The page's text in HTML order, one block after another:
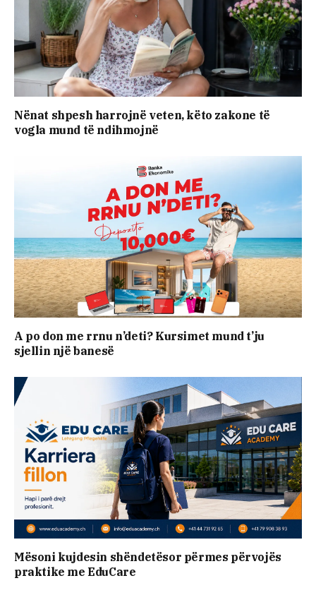
Nënat shpesh harrojnë veten, këto zakone të
vogla mund të ndihmojnë
A po don me rrnu n’deti? Kursimet mund t’ju
sjellin një banesë
Mësoni kujdesin shëndetësor përmes përvojës
praktike me EduCare